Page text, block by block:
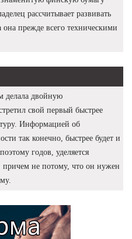
рассчитывает развивать
она прежде всего техническими
делала двойную
свой первый быстрее
Информацией об
так конечно, быстрее будет и
годов, уделяется
не потому, что он нужен